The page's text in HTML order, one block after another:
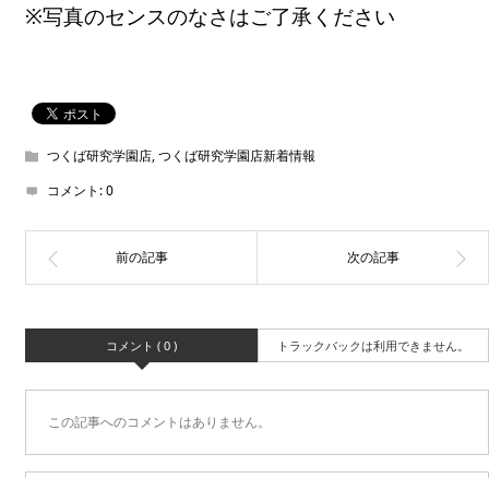
※写真のセンスのなさはご了承ください
つくば研究学園店,つくば研究学園店新着情報
コメント:0
コメント ( 0 ) トラックバックは利用できません。
この記事へのコメントはありません。